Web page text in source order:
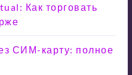
Как торговать
СИМ-карту: полное